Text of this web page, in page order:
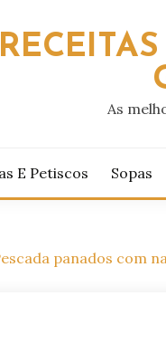
As
E Petiscos Sopas
panados com